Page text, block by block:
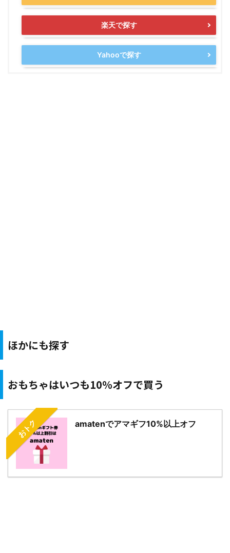
楽天で探す
Yahooで探す
ほかにも探す
おもちゃはいつも10％オフで買う
おトク amatenでアマギフ10%以上オフ